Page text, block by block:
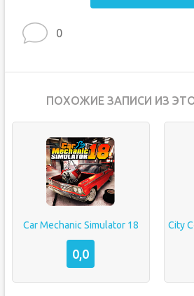
0
ПОХОЖИЕ ЗАПИСИ ИЗ
Car Mechanic Simulator 18
0,0